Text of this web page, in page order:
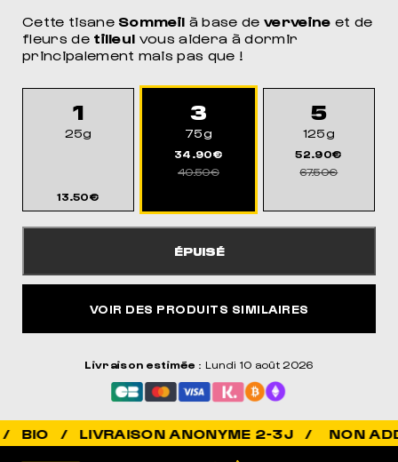
Cette tisaneSommeil à base de verveine et de
fleurs de tilleul vous aidera à dormir
principalement mais pas que !
1
25g
13.50€
3
75g
34.90€
40.50€
5
125g
52.90€
67.50€
ÉPUISÉ
VOIR DES PRODUITS SIMILAIRES
Livraison estimée : Lundi 10 août 2026
NON